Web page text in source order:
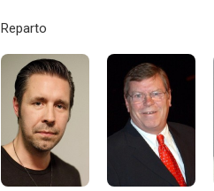
Reparto